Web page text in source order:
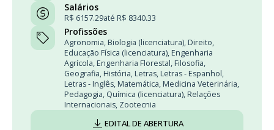
Salários
R$ 6157.29até R$ 8340.33
Profissões
Agronomia, Biologia (licenciatura), Direito,
Educação Física (licenciatura), Engenharia
Agrícola, Engenharia Florestal, Filosofia,
Geografia, História, Letras, Letras - Espanhol,
Letras - Inglês, Matemática, Medicina Veterinária,
Pedagogia, Química (licenciatura), Relações
Internacionais, Zootecnia
EDITAL DE ABERTURA